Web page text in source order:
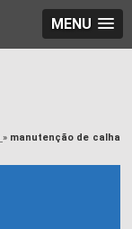
MENU
» manutenção de calha